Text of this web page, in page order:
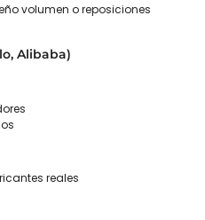
volumen o reposiciones
Alibaba)
reales